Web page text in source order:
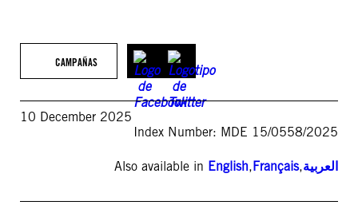
CAMPAÑAS
10 December 2025
Index Number: MDE 15/0558/2025
Also available in English,Français,العربية